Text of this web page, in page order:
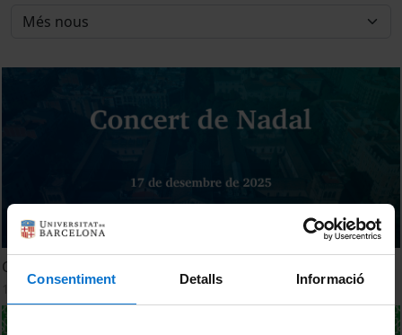
Consentiment Detalls Informació
Concert de Nadal 2025
17 desembre, 2025